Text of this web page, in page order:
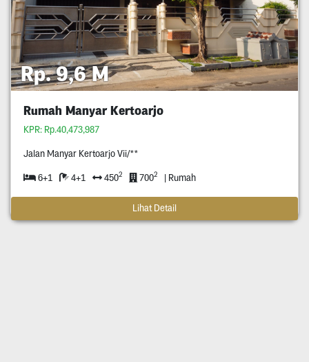
Rp. 9,6 M
Rumah Manyar Kertoarjo
KPR: Rp.40,473,987
Jalan Manyar Kertoarjo Vii/**
6+1 4+1 4502 7002 | Rumah
Lihat Detail